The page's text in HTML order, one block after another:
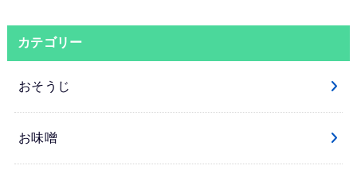
カテゴリー
おそうじ
お味噌